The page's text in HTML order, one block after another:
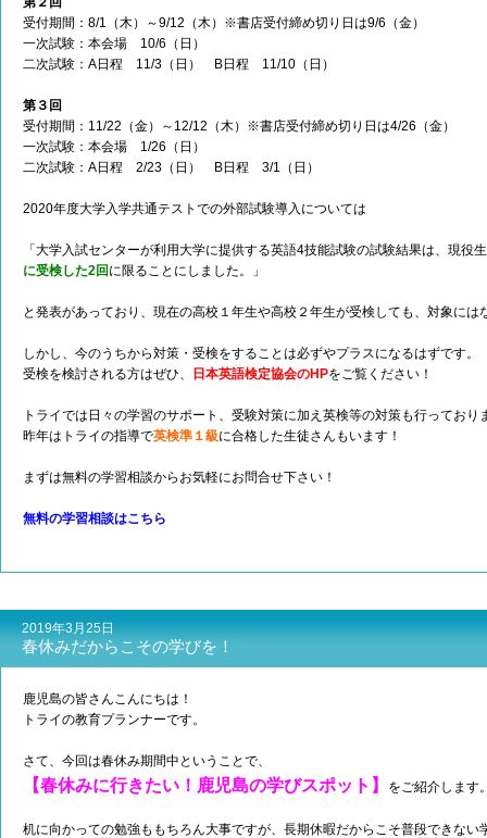
受付期間：8/1（木）～9/12（木）※書店受付締め切り日は9/6（金）
一次試験：本会場 10/6（日）
二次試験：A日程 11/3（日） B日程 11/10（日）
第３回
受付期間：11/22（金）～12/12（木）※書店受付締め切り日は4/26（金）
一次試験：本会場 1/26（日）
二次試験：A日程 2/23（日） B日程 3/1（日）
2020年度大学入学共通テストでの外部試験導入については
「大学入試センターが利用大学に提供する英語4技能試験の試験結果は、現役
に受検した2回 に限ることにしました。」
と発表があっており、現在の高校１年生や高校２年生が受検しても、対象には
しかし、今のうちから対策・受検をすることは必ずやプラスになるはずです。
受検を検討される方はぜひ、
日本英語検定協会のHPをご覧ください！
トライでは日々の学習のサポート、受験対策に加え英検等の対策も行っており
昨年はトライの指導で英検準１級に合格した生徒さんもいます！
まずは無料の学習相談からお気軽にお問合せ下さい！
無料の学習相談はこちら
2019年3月25日
春休みだからこその学びを！
鹿児島の皆さんこんにちは！
トライの教育プランナーです。
さて、今回は春休み期間中ということで、
【春休みに行きたい！鹿児島の学びスポット】 をご紹介します
机に向かっての勉強ももちろん大事ですが、長期休暇だからこそ普段できない